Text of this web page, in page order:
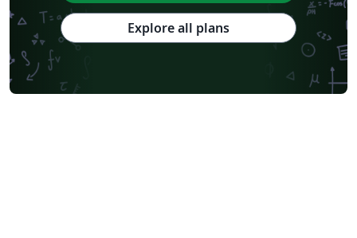
Explore all plans